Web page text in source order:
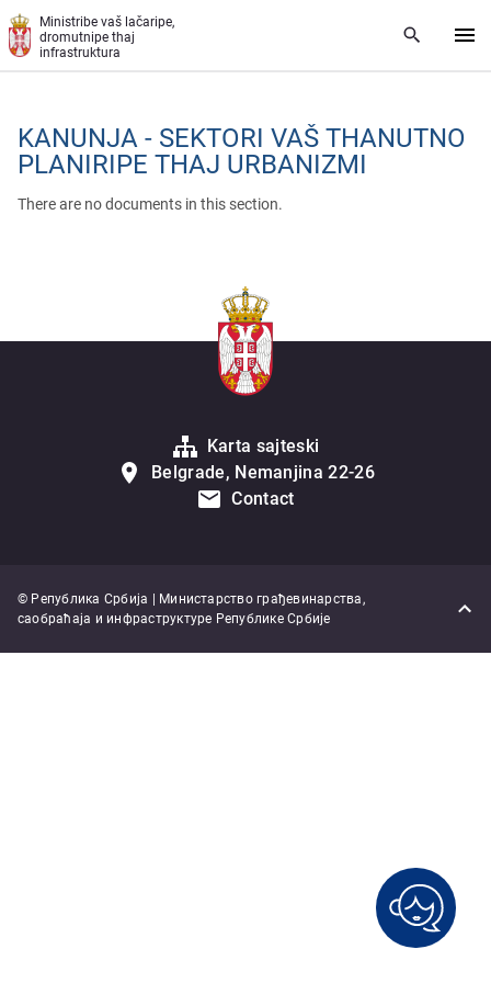
Skip to main content
Ministribe vaš lačaripe,
dromutnipe thaj
infrastruktura
KANUNJA - SEKTORI VAŠ THANUTNO
PLANIRIPE THAJ URBANIZMI
There are no documents in this section.
Karta sajteski
Belgrade, Nemanjina 22-26
Contact
© Република Србија | Министарство грађевинарства,
саобраћаја и инфраструктуре Републике Србије